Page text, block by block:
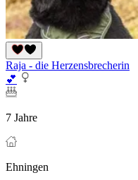
Raja - die Herzensbrecherin
💕
7 Jahre
Ehningen